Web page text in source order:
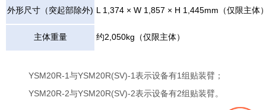
外形尺寸（突起部除外) L 1,374 × W 1,857 × H 1,445mm（仅限主体
主体重量 约2,050kg（仅限主体）
YSM20R-1与YSM20R(SV)-1表示设备有1组贴装臂；
YSM20R-2与YSM20R(SV)-2表示设备有2组贴装臂。